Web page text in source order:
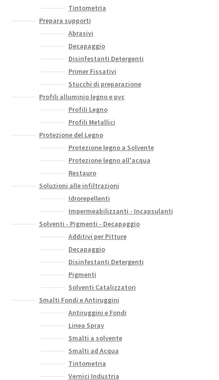
Tintometria
Prepara supporti
Abrasivi
Decapaggio
Disinfestanti Detergenti
Primer Fissativi
Stucchi di preparazione
Profili alluminio legno e pvc
Profili Legno
Profili Metallici
Protezione del Legno
Protezione legno a Solvente
Protezione legno all'acqua
Restauro
Soluzioni alle infiltrazioni
Idrorepellenti
Impermeabilizzanti - Incapsulanti
Solventi - Pigmenti - Decapaggio
Additivi per Pitture
Decapaggio
Disinfestanti Detergenti
Pigmenti
Solventi Catalizzatori
Smalti Fondi e Antiruggini
Antiruggini e Fondi
Linea Spray
Smalti a solvente
Smalti ad Acqua
Tintometria
Vernici Industria